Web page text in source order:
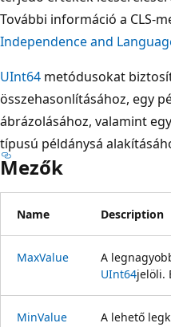
További információ a CLS-
Independence and
UInt64 metódusokat
összehasonlításához, egy
ábrázolásához, valamint
típusú példánysá
Mezők
Name Description
MaxValue
A
UInt64jelöli.
MinValue A lehető